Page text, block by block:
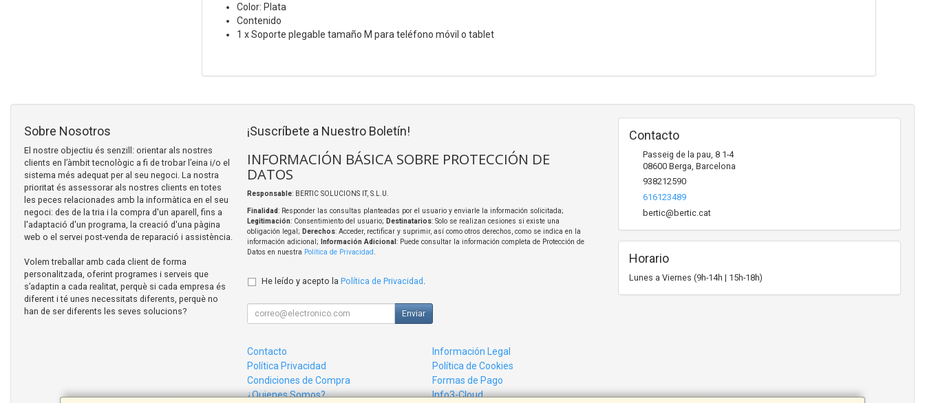
Color: Plata
Contenido
1 x Soporte plegable tamaño M para teléfono móvil o tablet
Sobre Nosotros
El nostre objectiu és senzill: orientar als nostres
clients en l’àmbit tecnològic a fi de trobar l’eina i/o el
sistema més adequat per al seu negoci. La nostra
prioritat és assessorar als nostres clients en totes
les peces relacionades amb la informàtica en el seu
negoci: des de la tria i la compra d'un aparell, fins a
l'adaptació d'un programa, la creació d'una pàgina
web o el servei post-venda de reparació i assistència.
Volem treballar amb cada client de forma
personalitzada, oferint programes i serveis que
s’adaptin a cada realitat, perquè si cada empresa és
diferent i té unes necessitats diferents, perquè no
han de ser diferents les seves solucions?
¡Suscríbete a Nuestro Boletín!
INFORMACIÓN BÁSICA SOBRE PROTECCIÓN DE
DATOS
Responsable: BERTIC SOLUCIONS IT, S.L.U.
Finalidad: Responder las consultas planteadas por el usuario y enviarle la información solicitada;
Legitimación: Consentimiento del usuario; Destinatarios: Solo se realizan cesiones si existe una
obligación legal; Derechos: Acceder, rectificar y suprimir, así como otros derechos, como se indica en la
información adicional;
Información Adicional : Puede consultar la información completa de Protección de
Datos en nuestra Política de Privacidad.
He leído y acepto la Política de Privacidad .
Enviar
Contacto
Información Legal
Política Privacidad
Política de Cookies
Condiciones de Compra
Formas de Pago
¿Quienes Somos?
Info3-Cloud
Contacto
Passeig de la pau, 8 1-4
08600 Berga, Barcelona
938212590
616123489
bertic@bertic.cat
Horario
Lunes a Viernes (9h-14h | 15h-18h)